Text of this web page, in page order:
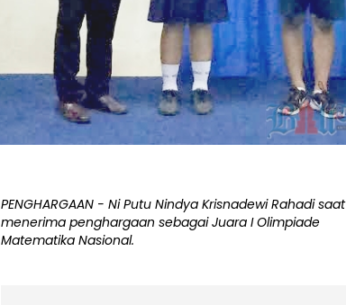
PENGHARGAAN - Ni Putu Nindya Krisnadewi Rahadi saat
menerima penghargaan sebagai Juara I Olimpiade
Matematika Nasional.